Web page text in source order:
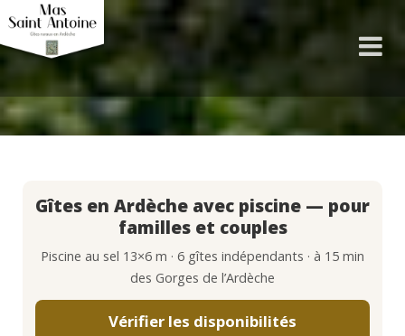
Gîtes en Ardèche avec piscine — pour
familles et couples
Piscine au sel 13×6 m · 6 gîtes indépendants · à 15 min
des Gorges de l’Ardèche
Vérifier les disponibilités